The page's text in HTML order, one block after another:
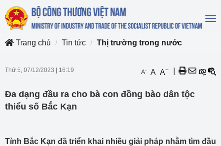
Trang chủ
Tin tức Thị trường trong nước
Thứ 5, 07/12/2023 16:19 A- A A+
Đa dạng đầu ra cho bà con đồng bào dân tộc
thiểu số Bắc Kạn
Tỉnh Bắc Kạn đã triển khai nhiều giải pháp nhằm tìm đầu